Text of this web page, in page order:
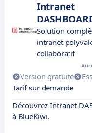
Intranet
Solution
intranet
collaboratif
Version gratuite
Tarif sur demande
Découvrez Intranet
à BlueKiwi.